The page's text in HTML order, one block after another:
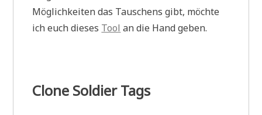
Möglichkeiten das Tauschens gibt, möchte
ich euch dieses Tool an die Hand geben.
Clone Soldier Tags